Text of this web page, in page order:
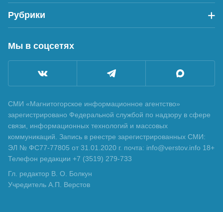
Рубрики
Мы в соцсетях
СМИ «Магнитогорское информационное агентство»
зарегистрировано Федеральной службой по надзору в сфере
связи, информационных технологий и массовых
коммуникаций. Запись в реестре зарегистрированных СМИ:
ЭЛ № ФС77-77805 от 31.01.2020 г. почта: info@verstov.info 18+
Телефон редакции +7 (3519) 279-733
Гл. редактор В. О. Болкун
Учредитель А.П. Верстов